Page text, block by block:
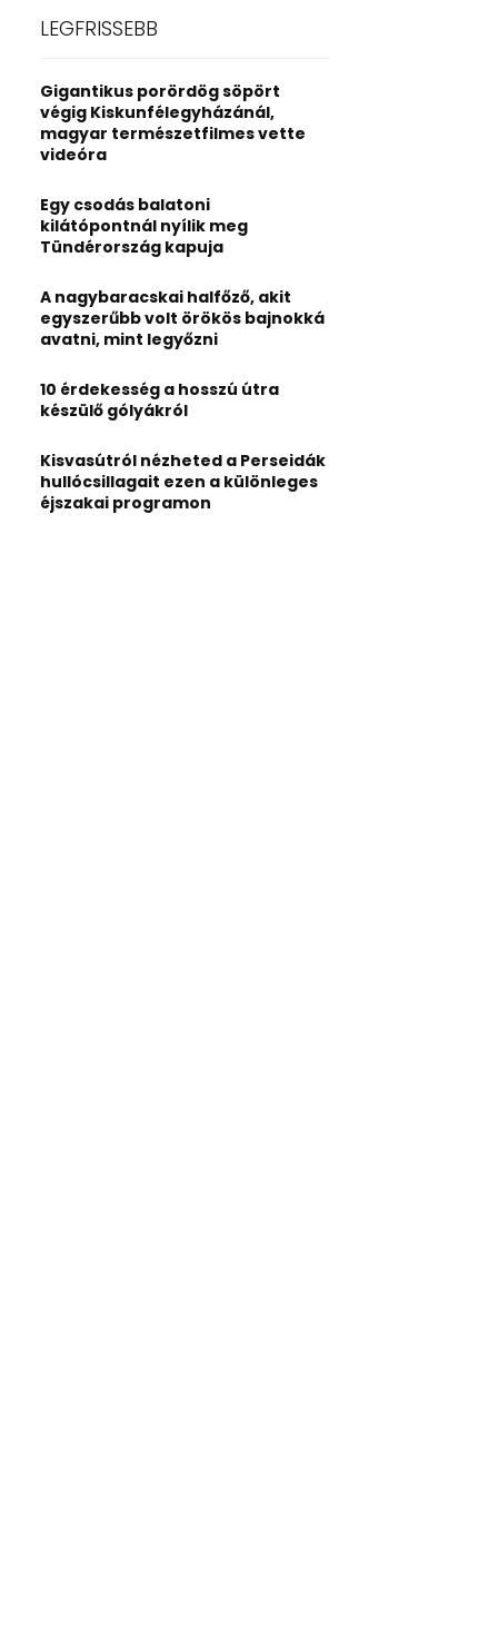
h
o
r
:
LEGFRISSEBB
Gigantikus porördög söpört
végig Kiskunfélegyházánál,
magyar természetfilmes vette
videóra
Egy csodás balatoni
kilátópontnál nyílik meg
Tündérország kapuja
A nagybaracskai halfőző, akit
egyszerűbb volt örökös bajnokká
avatni, mint legyőzni
10 érdekesség a hosszú útra
készülő gólyákról
Kisvasútról nézheted a Perseidák
hullócsillagait ezen a különleges
éjszakai programon